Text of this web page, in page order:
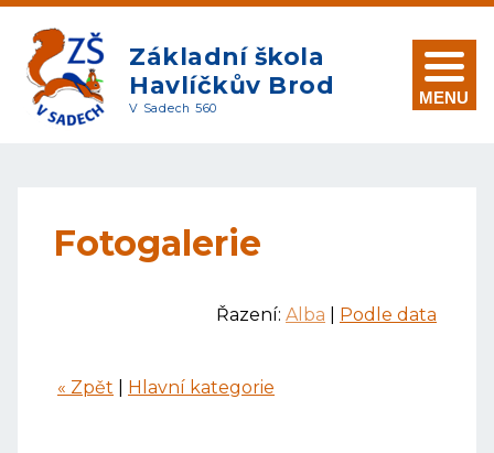
Základní škola
Havlíčkův Brod
V Sadech 560
MENU
Fotogalerie
Řazení: Alba Podle data
« Zpět Hlavní kategorie